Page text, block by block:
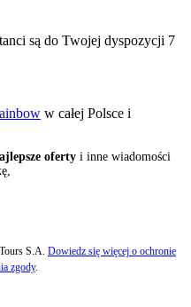
są do Twojej dyspozycji 7
w całej Polsce i
oferty i inne wiadomości
S.A. Dowiedz się więcej o ochronie
zgody.